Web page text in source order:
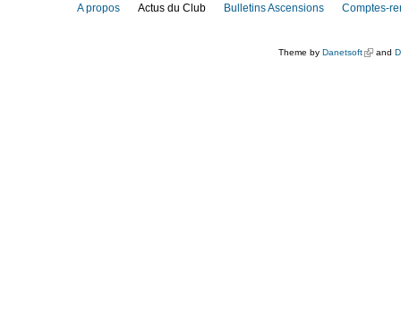
A propos Actus du Club Bulletins Ascensions Comptes-
Theme by Danetsoft(link is
and